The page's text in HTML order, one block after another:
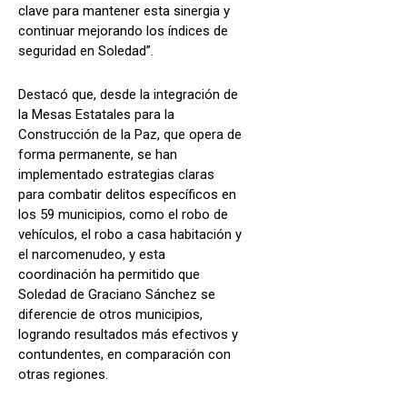
clave para mantener esta sinergia y
continuar mejorando los índices de
seguridad en Soledad”.
Destacó que, desde la integración de
la Mesas Estatales para la
Construcción de la Paz, que opera de
forma permanente, se han
implementado estrategias claras
para combatir delitos específicos en
los 59 municipios, como el robo de
vehículos, el robo a casa habitación y
el narcomenudeo, y esta
coordinación ha permitido que
Soledad de Graciano Sánchez se
diferencie de otros municipios,
logrando resultados más efectivos y
contundentes, en comparación con
otras regiones.